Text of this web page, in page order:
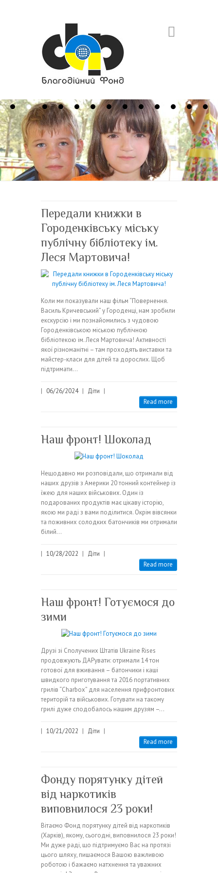
Передали книжки в
Городенківську міську
публічну бібліотеку ім.
Леся Мартовича!
Коли ми показували наш фільм “Повернення.
Василь Кричевський” у Городенці, нам зробили
екскурсію і ми познайомились з чудовою
Городенківською міською публічною
бібліотекою ім. Леся Мартовича! Активності
якої різноманітні – там проходять виставки та
майстер-класи для дітей та дорослих. Щоб
підтримати…
| 06/26/2024 | Діти |
Read more
Наш фронт! Шоколад
Нещодавно ми розповідали, що отримали від
наших друзів з Америки 20 тонний контейнер із
їжею для наших військових. Один із
подарованих продуктів має цікаву історію,
якою ми раді з вами поділитися. Окрім вівсянки
та поживних солодких батончиків ми отримали
білий…
| 10/28/2022 | Діти |
Read more
Наш фронт! Готуємося до
зими
Друзі зі Сполучених Штатів Ukraine Rises
продовжують ДАРувати: отримали 14 тон
готової для вживання – батончики і каші
швидкого приготування та 2016 портативних
грилів “Charbox” для населення прифронтових
територій та військових. Готувати на такому
грилі дуже сподобалось нашим друзям –…
| 10/21/2022 | Діти |
Read more
Фонду порятунку дітей
від наркотиків
виповнилося 23 роки!
Вітаємо Фонд порятунку дітей від наркотиків
(Харків), якому, сьогодні, виповнилося 23 роки!
Ми дуже раді, що підтримуємо Вас на протязі
цього шляху, пишаємося Вашою важливою
роботою і бажаємо натхнення та уважних